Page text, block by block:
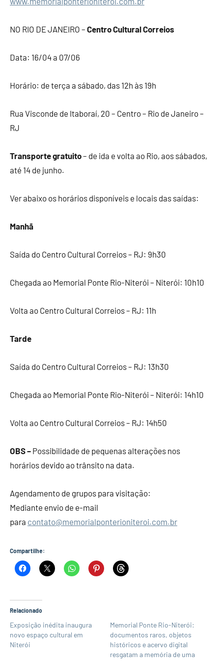
NO RIO DE JANEIRO – Centro Cultural Correios
Data: 16/04 a 07/06
Horário: de terça a sábado, das 12h às 19h
Rua Visconde de Itaboraí, 20 – Centro – Rio de Janeiro –
RJ
Transporte gratuito– de ida e volta ao Rio, aos sábados,
até 14 de junho.
Ver abaixo os horários disponíveis e locais das saídas:
Manhã
Saída do Centro Cultural Correios – RJ: 9h30
Chegada ao Memorial Ponte Rio-Niterói – Niterói: 10h10
Volta ao Centro Cultural Correios – RJ: 11h
Tarde
Saída do Centro Cultural Correios – RJ: 13h30
Chegada ao Memorial Ponte Rio-Niterói – Niterói: 14h10
Volta ao Centro Cultural Correios – RJ: 14h50
OBS – Possibilidade de pequenas alterações nos
horários devido ao trânsito na data.
Agendamento de grupos para visitação:
Mediante envio de e-mail
para contato@memorialponterioniteroi.com.br
Compartilhe:
Relacionado
Exposição inédita inaugura
novo espaço cultural em
Niterói
Memorial Ponte Rio-Niterói:
documentos raros, objetos
históricos e acervo digital
resgatam a memória de uma